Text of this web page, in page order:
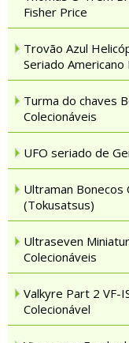
Fisher Price
Trovão Azul
Seriado
Turma do chaves
Colecionáveis
UFO seriado de
Ultraman Bonecos
(Tokusatsus)
Ultraseven
Colecionáveis
Valkyre Part 2 VF-
Colecionável